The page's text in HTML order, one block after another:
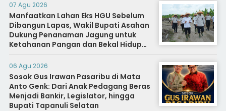
07 Agu 2026
Manfaatkan Lahan Eks HGU Sebelum
Dibangun Lapas, Wakil Bupati Asahan
Dukung Penanaman Jagung untuk
Ketahanan Pangan dan Bekal Hidup
Warga Binaan
06 Agu 2026
Sosok Gus Irawan Pasaribu di Mata
Anto Genk: Dari Anak Pedagang Beras
Menjadi Bankir, Legislator, hingga
Bupati Tapanuli Selatan